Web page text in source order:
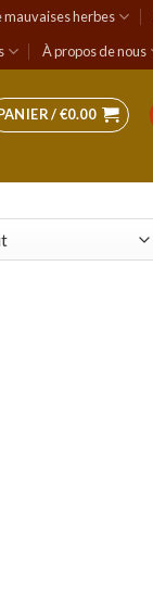
mauvaises herbes
À propos de nous
/€0.00